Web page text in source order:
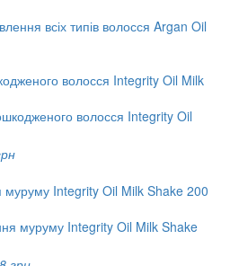
волосся Integrity Oil Milk
муруму Integrity Oil Milk Shake 200